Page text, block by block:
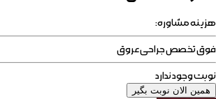
هزینه مشاوره:
فوق تخصص جراحی عروق
نوبت وجود ندارد
همین الان نوبت بگیر